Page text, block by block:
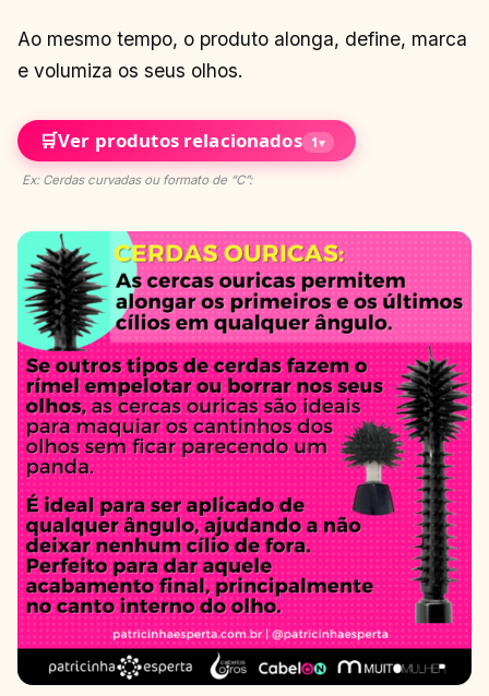
Ao mesmo tempo, o produto alonga, define, marca
e volumiza os seus olhos.
🛒Ver produtos relacionados 1▾
Ex: Cerdas curvadas ou formato de “C”: